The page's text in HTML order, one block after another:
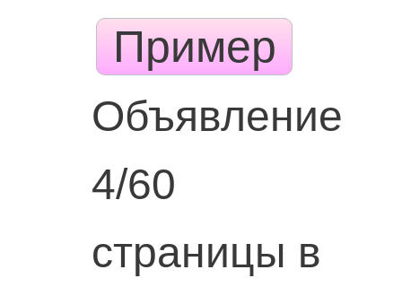
Пример
Объявление
4/60
страницы в